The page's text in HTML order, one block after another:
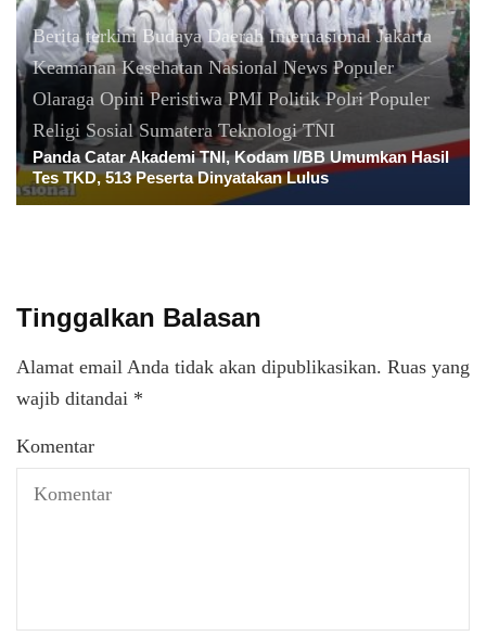
Berita terkini Budaya Daerah Internasional Jakarta
Keamanan Kesehatan Nasional News Populer
Olaraga Opini Peristiwa PMI Politik Polri Populer
Religi Sosial Sumatera Teknologi TNI
Panda Catar Akademi TNI, Kodam I/BB Umumkan Hasil
Tes TKD, 513 Peserta Dinyatakan Lulus
Tinggalkan Balasan
Alamat email Anda tidak akan dipublikasikan. Ruas yang
wajib ditandai *
Komentar